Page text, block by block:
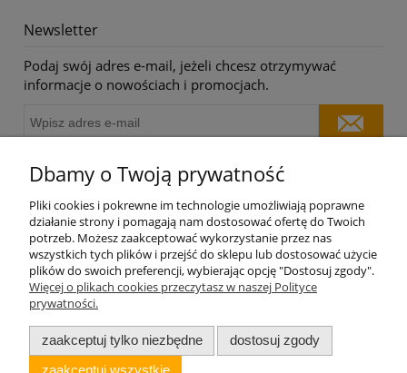
Newsletter
Podaj swój adres e-mail, jeżeli chcesz otrzymywać
informacje o nowościach i promocjach.
Moje konto
Płatności i dostawa
Informacje
Dbamy o Twoją prywatność
Pliki cookies i pokrewne im technologie umożliwiają poprawne
działanie strony i pomagają nam dostosować ofertę do Twoich
potrzeb. Możesz zaakceptować wykorzystanie przez nas
wszystkich tych plików i przejść do sklepu lub dostosować użycie
plików do swoich preferencji, wybierając opcję "Dostosuj zgody".
Więcej o plikach cookies przeczytasz w naszej Polityce
prywatności.
zaakceptuj tylko niezbędne
dostosuj zgody
zaakceptuj wszystkie